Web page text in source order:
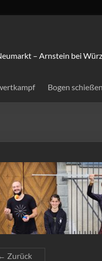
– Arnstein bei
Bogen schießen
Zurück